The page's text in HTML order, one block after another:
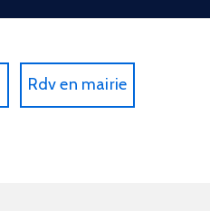
Rdv en mairie